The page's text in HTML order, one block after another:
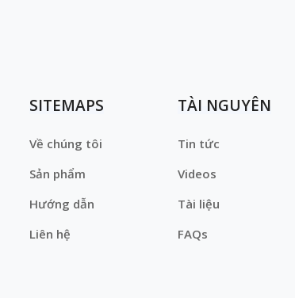
SITEMAPS
Về chúng tôi
Sản phẩm
Hướng dẫn
Liên hệ
TÀI NGUYÊN
Tin tức
Videos
Tài liệu
FAQs